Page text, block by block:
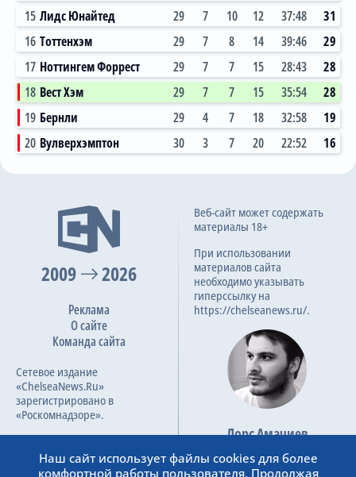
15 Лидс Юнайтед 29 7 10 12 37:48
31
16 Тоттенхэм 29 7 8 14 39:46
29
17 Ноттингем Форрест 29 7 7 15 28:43
28
18 Вест Хэм 29 7 7 15 35:54
28
19 Бернли 29 4 7 18 32:58
19
20 Вулверхэмптон 30 3 7 20 22:52 16
20.09.2025
Премьер-лига, 5 тур
18.01.2025
Премьер-лига, 22 тур
24.08.2024
Премьер-лига, 2 тур
5:2
21.04.2024
Премьер-лига, 34 тур
2009 2026
Реклама
О сайте
Команда сайта
Сетевое издание
«ChelseaNews.Ru»
зарегистрировано в
«Роскомнадзоре».
ФС 77 – 87138.
Веб-сайт может содержать
материалы 18+
При использовании
материалов сайта
необходимо указывать
гиперссылку на
https://chelseanews.ru/.
Лорс Амачиев
Основатель сайта
admin@chelseanews.ru
Наш сайт использует файлы cookies для более
комфортной работы пользователя. Продолжая